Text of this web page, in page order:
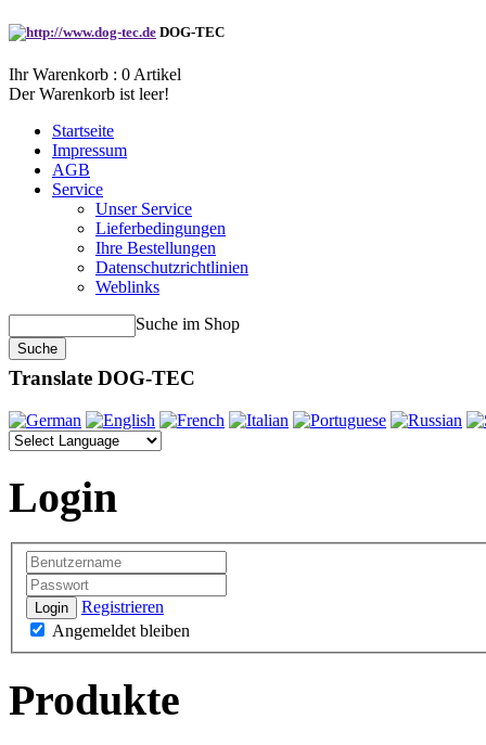
DOG-TEC
Ihr Warenkorb : 0 Artikel
Der Warenkorb ist leer!
Startseite
Impressum
AGB
Service
Unser Service
Lieferbedingungen
Ihre Bestellungen
Datenschutzrichtlinien
Weblinks
Suche im Shop
Translate DOG-TEC
Login
Login
Registrieren
Angemeldet bleiben
Produkte